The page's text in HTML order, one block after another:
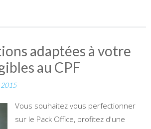
adaptées à votre
au CPF
Vous souhaitez vous perfectionner
sur le Pack Office, profitez d'une